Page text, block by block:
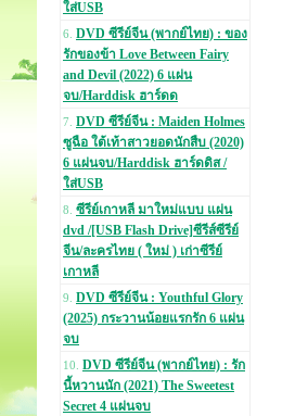
ใส่USB
6. DVD ซีรีย์จีน (พากย์ไทย) : ของ
รักของข้า Love Between Fairy
and Devil (2022) 6 แผ่น
จบ/Harddisk ฮาร์ดด
7. DVD ซีรีย์จีน : Maiden Holmes
ซูฉือ ใต้เท้าสาวยอดนักสืบ (2020)
6 แผ่นจบ/Harddisk ฮาร์ดดิส /
ใส่USB
8. ซีรีย์เกาหลี มาใหม่แบบ แผ่น
dvd /[USB Flash Drive]ซีรีส์ซีรีย์
จีน/ละครไทย ( ใหม่ ) เก่าซีรีย์
เกาหลี
9. DVD ซีรีย์จีน : Youthful Glory
(2025) กระวานน้อยแรกรัก 6 แผ่น
จบ
10. DVD ซีรีย์จีน (พากย์ไทย) : รัก
นี้หวานนัก (2021) The Sweetest
Secret 4 แผ่นจบ